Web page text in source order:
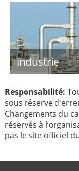
industrie
Responsabilité:
sous réserve
Changements du
réservés à
pas le site officiel